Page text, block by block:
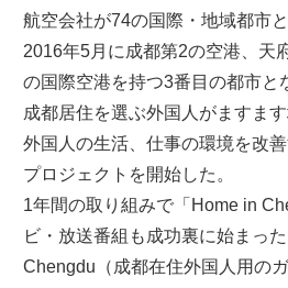
航空会社が74の国際・地域都市と
2016年5月に成都第2の空港、天
の国際空港を持つ3番目の都市と
成都居住を選ぶ外国人がますま
外国人の生活、仕事の環境を改
プロジェクトを開始した。
1年間の取り組みで「Home in
ビ・放送番組も成功裏に始まっ
Chengdu（成都在住外国人用の